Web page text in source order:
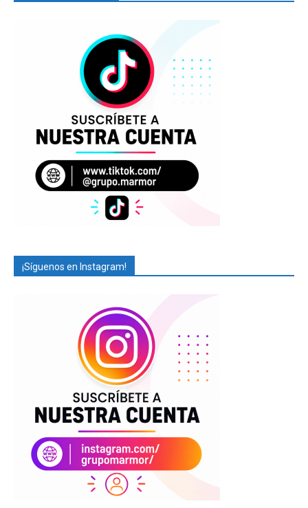
¡Síguenos en Instagram!